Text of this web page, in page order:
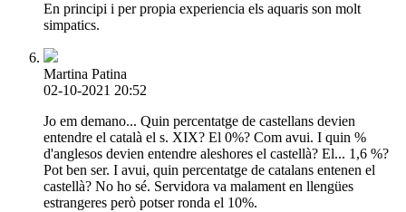
En principi i per propia experiencia els aquaris son molt
simpatics.
Martina Patina
02-10-2021 20:52
Jo em demano... Quin percentatge de castellans devien
entendre el català el s. XIX? El 0%? Com avui. I quin %
d'anglesos devien entendre aleshores el castellà? El... 1,6 %?
Pot ben ser. I avui, quin percentatge de catalans entenen el
castellà? No ho sé. Servidora va malament en llengües
estrangeres però potser ronda el 10%.